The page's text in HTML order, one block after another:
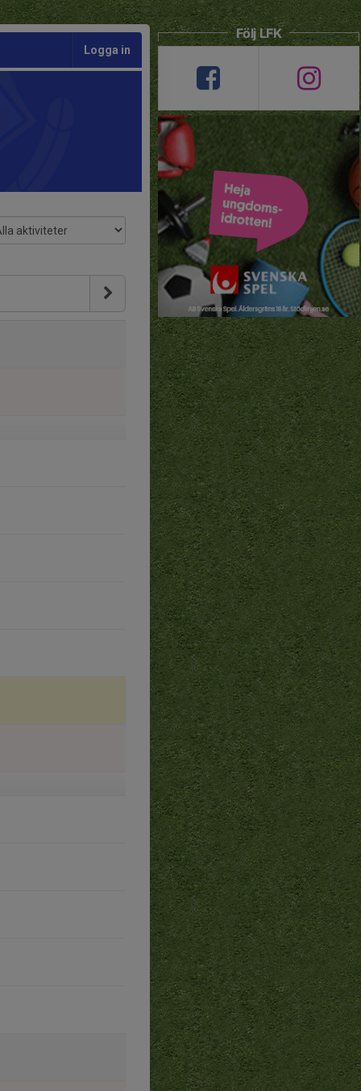
Logga in
Följ LFK